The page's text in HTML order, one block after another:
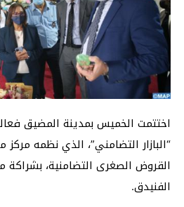
اختتمت الخميس بمدينة المضيق
“البازار التضامني”، الذي نظمه
القروض الصغرى التضامنية،
الفنيدق.